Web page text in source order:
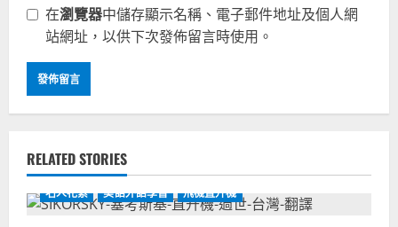
在瀏覽器中儲存顯示名稱、電子郵件地址及個人網
站網址，以供下次發佈留言時使用。
RELATED STORIES
名人花絮 美語外語學習 飛機直升機